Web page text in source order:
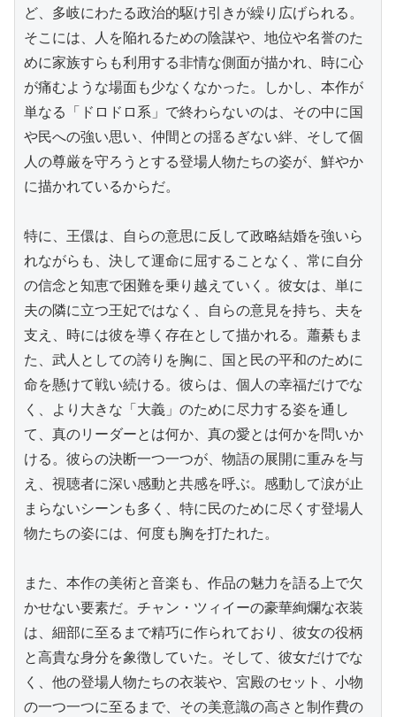
ど、多岐にわたる政治的駆け引きが繰り広げられる。
そこには、人を陥れるための陰謀や、地位や名誉のた
めに家族すらも利用する非情な側面が描かれ、時に心
が痛むような場面も少なくなかった。しかし、本作が
単なる「ドロドロ系」で終わらないのは、その中に国
や民への強い思い、仲間との揺るぎない絆、そして個
人の尊厳を守ろうとする登場人物たちの姿が、鮮やか
に描かれているからだ。
特に、王儇は、自らの意思に反して政略結婚を強いら
れながらも、決して運命に屈することなく、常に自分
の信念と知恵で困難を乗り越えていく。彼女は、単に
夫の隣に立つ王妃ではなく、自らの意見を持ち、夫を
支え、時には彼を導く存在として描かれる。蕭綦もま
た、武人としての誇りを胸に、国と民の平和のために
命を懸けて戦い続ける。彼らは、個人の幸福だけでな
く、より大きな「大義」のために尽力する姿を通し
て、真のリーダーとは何か、真の愛とは何かを問いか
ける。彼らの決断一つ一つが、物語の展開に重みを与
え、視聴者に深い感動と共感を呼ぶ。感動して涙が止
まらないシーンも多く、特に民のために尽くす登場人
物たちの姿には、何度も胸を打たれた。
また、本作の美術と音楽も、作品の魅力を語る上で欠
かせない要素だ。チャン・ツィイーの豪華絢爛な衣装
は、細部に至るまで精巧に作られており、彼女の役柄
と高貴な身分を象徴していた。そして、彼女だけでな
く、他の登場人物たちの衣装や、宮殿のセット、小物
の一つ一つに至るまで、その美意識の高さと制作費の